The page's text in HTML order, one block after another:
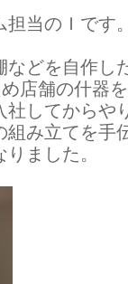
担当のＩです
などを自作し
店舗の什器
社してからや
組み立てを手
ました。